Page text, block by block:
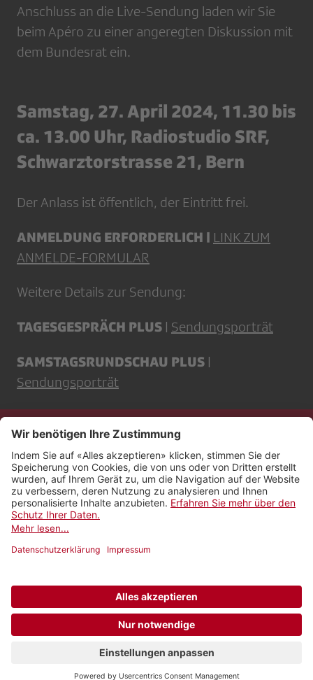
Anschluss an die Live-Sendung laden wir Sie
beim Apéro zu einer angeregten Diskussion mit
dem Bundesrat ein.
Samstag, 27. April 2024, 11.30 bis
ca. 13.00 Uhr, Radiostudio SRF,
Schwarztorstrasse 21, Bern
Der Anlass ist öffentlich, der Eintritt frei.
ANMELDUNG ERFORDERLICH | LINK ZUM
ANMELDE-FORMULAR
Weitere Details zur Sendung:
TAGESGESPRÄCH PLUS | Sendungsporträt
SAMSTAGSRUNDSCHAU PLUS |
Sendungsporträt
Kontakt
Impressum
Rechtliches
Netiquette
Newsletter abonnieren